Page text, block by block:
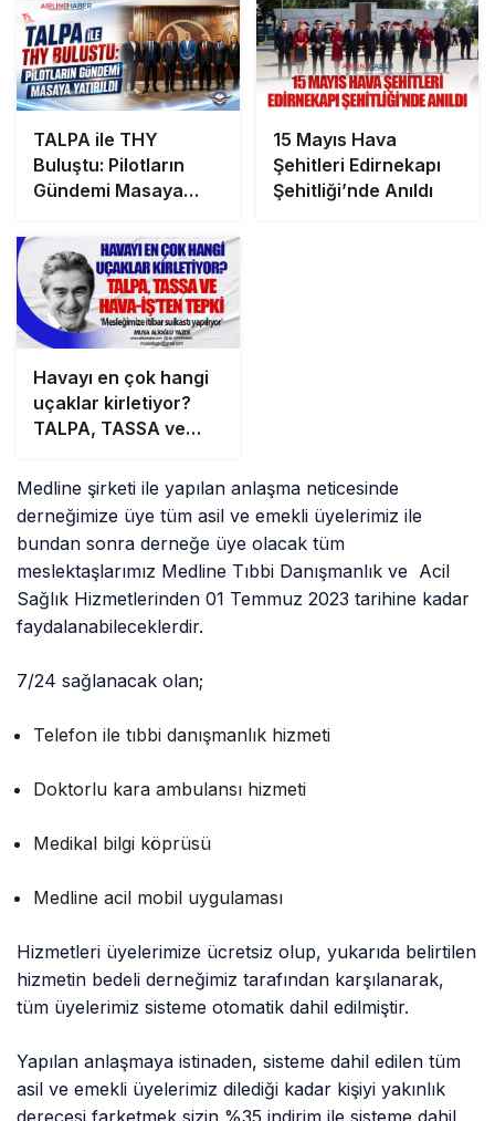
TALPA ile THY
Buluştu: Pilotların
Gündemi Masaya
15 Mayıs Hava
Şehitleri Edirnekapı
Şehitliği’nde Anıldı
Havayı en çok hangi
uçaklar kirletiyor?
TALPA, TASSA ve
‘Mesleğimize itibar
suikastı yapılıyor’
Medline şirketi ile yapılan anlaşma neticesinde
derneğimize üye tüm asil ve emekli üyelerimiz ile
bundan sonra derneğe üye olacak tüm
meslektaşlarımız Medline Tıbbi Danışmanlık ve Acil
Sağlık Hizmetlerinden 01 Temmuz 2023 tarihine kadar
faydalanabileceklerdir.
7/24 sağlanacak olan;
Telefon ile tıbbi danışmanlık hizmeti
Doktorlu kara ambulansı hizmeti
Medikal bilgi köprüsü
Medline acil mobil uygulaması
Hizmetleri üyelerimize ücretsiz olup, yukarıda belirtilen
hizmetin bedeli derneğimiz tarafından karşılanarak,
tüm üyelerimiz sisteme otomatik dahil edilmiştir.
Yapılan anlaşmaya istinaden, sisteme dahil edilen tüm
asil ve emekli üyelerimiz dilediği kadar kişiyi yakınlık
derecesi farketmek sizin %35 indirim ile sisteme dahil